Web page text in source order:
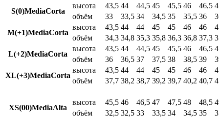
S(0)MediaCorta
высота 43,5 44 44,5 45 45,5 46 46,5
объём
33 33,5 34 34,5 35 35,5 36
M(+1)MediaCorta
высота 43,5 44 44 45 45 46 46
объём
34,3 34,8 35,3 35,8 36,3 36,8 37,3
L(+2)MediaCorta
высота 43,5 44 44,5 45 45,5 46 46,5
объём
36 36,5 37 37,5 38 38,5 39
XL(+3)MediaCorta
высота 43,5 44 44 45 45 46 46
объём
37,7 38,2 38,7 39,2 39,7 40,2 40,7
XS(00)MediaAlta
высота 45,5 46 46,5 47 47,5 48 48,5
объём
32,5 32,5 33 33,5 34 34,5 35